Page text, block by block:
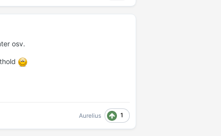
osv.
Aurelius 1